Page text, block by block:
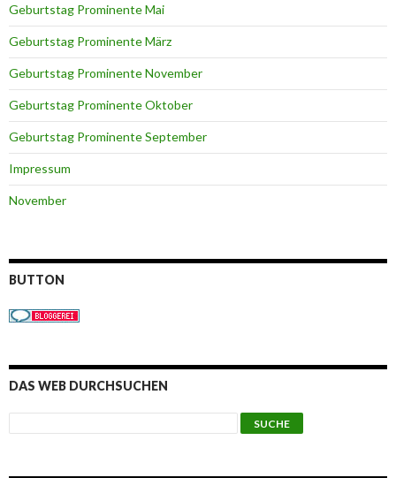
Geburtstag Prominente Mai
Geburtstag Prominente März
Geburtstag Prominente November
Geburtstag Prominente Oktober
Geburtstag Prominente September
Impressum
November
BUTTON
DAS WEB DURCHSUCHEN